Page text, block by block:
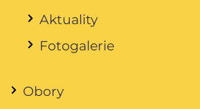
Aktuality
Fotogalerie
Obory